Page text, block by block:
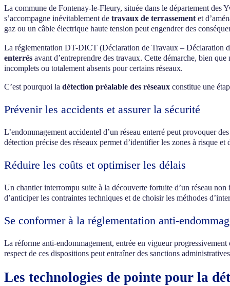
La commune de Fontenay-le-Fleury, située dans le département des
s’accompagne inévitablement de travaux de terrassement et
gaz ou un câble électrique haute tension peut engendrer des
La réglementation DT-DICT (Déclaration de Travaux – Déclaration
enterrés avant d’entreprendre des travaux. Cette démarche, bien
incomplets ou totalement absents pour certains réseaux.
C’est pourquoi la détection préalable des réseaux constitue une
Prévenir les accidents et assurer la sécurité
L’endommagement accidentel d’un réseau enterré peut provoquer
détection précise des réseaux permet d’identifier les zones à risque
Réduire les coûts et optimiser les délais
Un chantier interrompu suite à la découverte fortuite d’un réseau
d’anticiper les contraintes techniques et de choisir les méthodes
Se conformer à la réglementation anti-
La réforme anti-endommagement, entrée en vigueur
respect de ces dispositions peut entraîner des sanctions
Les technologies de pointe pour la